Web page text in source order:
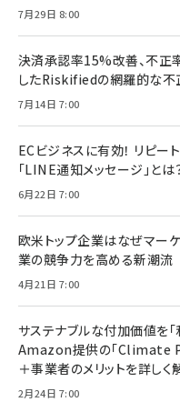
7月29日 8:00
決済承認率15%改善、不正
したRiskifiedの網羅的な不
7月14日 7:00
ECビジネスに有効！ リピ
「LINE通知メッセージ」とは
6月22日 7:00
欧米トップ企業はなぜマー
業の競争力を高める新潮流
4月21日 7:00
サステナブルな付加価値を
Amazon提供の「Climate
＋事業者のメリットを詳しく
2月24日 7:00